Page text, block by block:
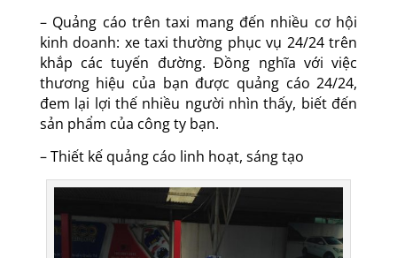
– Quảng cáo trên taxi mang đến nhiều cơ hội
kinh doanh: xe taxi thường phục vụ 24/24 trên
khắp các tuyến đường. Đồng nghĩa với việc
thương hiệu của bạn được quảng cáo 24/24,
đem lại lợi thế nhiều người nhìn thấy, biết đến
sản phẩm của công ty bạn.
– Thiết kế quảng cáo linh hoạt, sáng tạo